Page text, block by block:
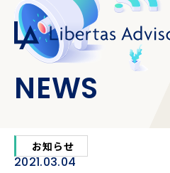
NEWS
お知らせ
2021.03.04